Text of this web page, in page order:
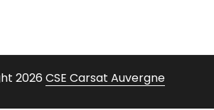
2026 CSE Carsat Auvergne